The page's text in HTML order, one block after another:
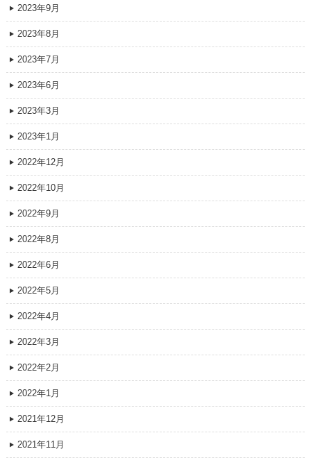
2023年9月
2023年8月
2023年7月
2023年6月
2023年3月
2023年1月
2022年12月
2022年10月
2022年9月
2022年8月
2022年6月
2022年5月
2022年4月
2022年3月
2022年2月
2022年1月
2021年12月
2021年11月